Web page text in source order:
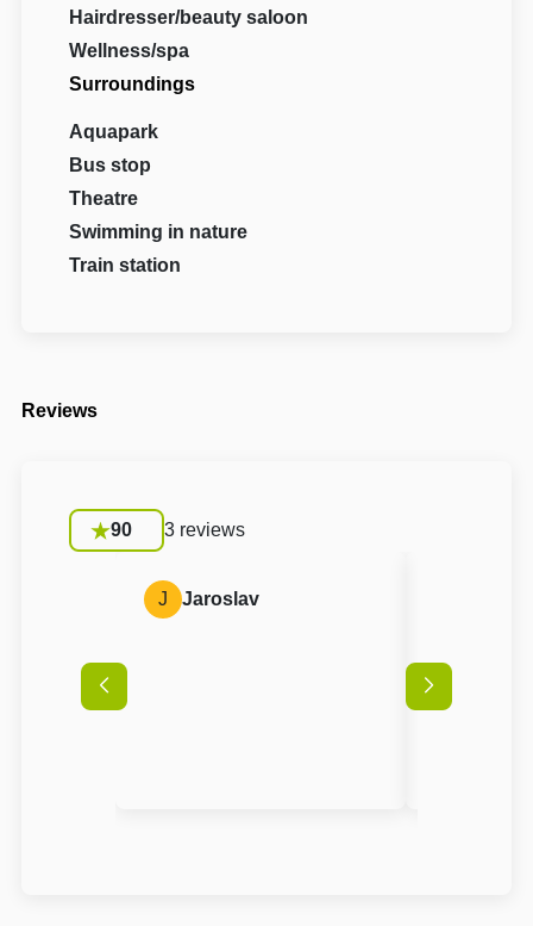
Hairdresser/beauty saloon
Wellness/spa
Surroundings
Aquapark
Bus stop
Theatre
Swimming in nature
Train station
Reviews
90 3 reviews
J Jaroslav